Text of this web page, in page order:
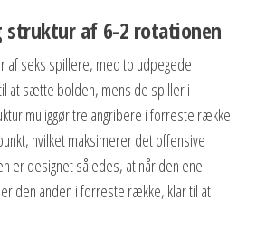
struktur af 6-2 rotationen
af seks spillere, med to udpegede
at sætte bolden, mens de spiller i
muliggør tre angribere i forreste række
hvilket maksimerer det offensive
er designet således, at når den ene
den anden i forreste række, klar til at